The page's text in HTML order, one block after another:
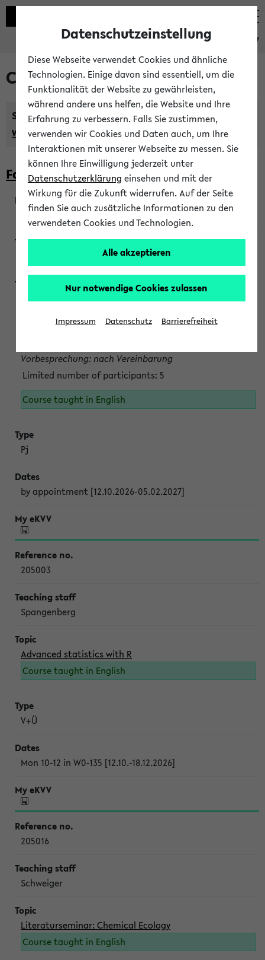
eKVV
Courses taught in English
Semester:
WiSe 2026/2027 SoSe 2026 Previous...
Faculty of Biology
200923
Wendisch, Peters-Wendisch, Stegelmann
Projektmodul "Bakterielle Biotechnologie"
Persönliche Anmeldung beim Veranstalter ist unbedingt
Vorbesprechung: nach Vereinbarung
Limited number of participants: 5
Course taught in English
Pj
by appointment [12.10.2026-05.02.2027]
205003
Spangenberg
Advanced statistics with R
Course taught in English
V+Ü
Mon 10-12 in W0-135 [12.10.-18.12.2026]
205016
Schweiger
Literaturseminar: Chemical Ecology
Course taught in English
Datenschutzeinstellung
Diese Webseite verwendet Cookies und ähnliche
Technologien. Einige davon sind essentiell, um die
Funktionalität der Website zu gewährleisten,
während andere uns helfen, die Website und Ihre
Erfahrung zu verbessern. Falls Sie zustimmen,
verwenden wir Cookies und Daten auch, um Ihre
Interaktionen mit unserer Webseite zu messen. Sie
können Ihre Einwilligung jederzeit unter
Datenschutzerklärung einsehen und mit der
Wirkung für die Zukunft widerrufen. Auf der Seite
finden Sie auch zusätzliche Informationen zu den
verwendeten Cookies und Technologien.
Alle akzeptieren
Nur notwendige Cookies zulassen
Impressum Datenschutz Barrierefreiheit